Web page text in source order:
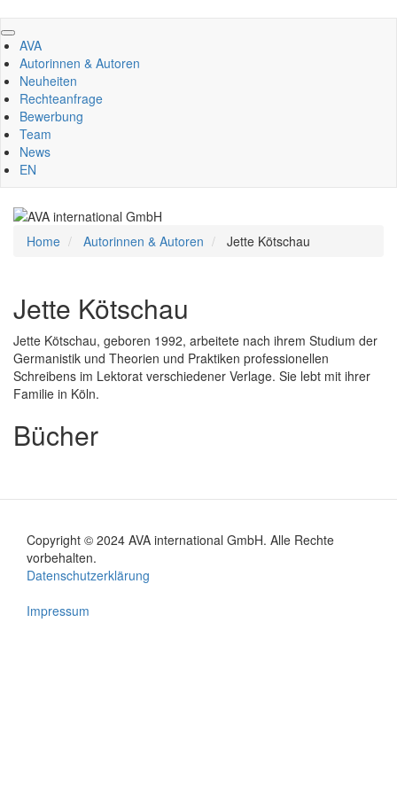
Direkt
zum
Inhalt
AVA
Autorinnen & Autoren
Neuheiten
Rechteanfrage
Bewerbung
Team
News
EN
Home Autorinnen & Autoren Jette Kötschau
Jette Kötschau
Jette Kötschau, geboren 1992, arbeitete nach ihrem Studium der
Germanistik und Theorien und Praktiken professionellen
Schreibens im Lektorat verschiedener Verlage. Sie lebt mit ihrer
Familie in Köln.
Bücher
Copyright © 2024 AVA international GmbH. Alle Rechte
vorbehalten.
Footer
menu
Datenschutzerklärung
Impressum